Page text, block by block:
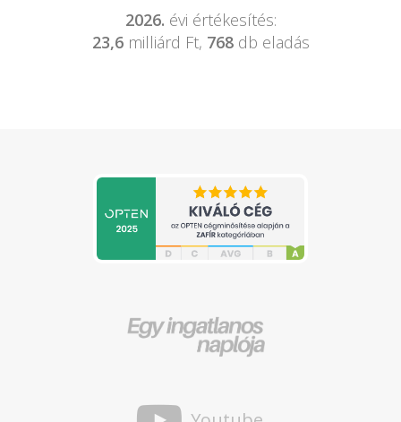
2026. évi értékesítés:
23,6milliárd Ft, 768db eladás